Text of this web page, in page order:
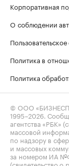
Корпоративная
О соблюдении
Политика в
Политика
© ООО
1995–2026 .
агентства «РБК»
массовой
по надзору в
и массовых
за номером ИА
(свидетельство